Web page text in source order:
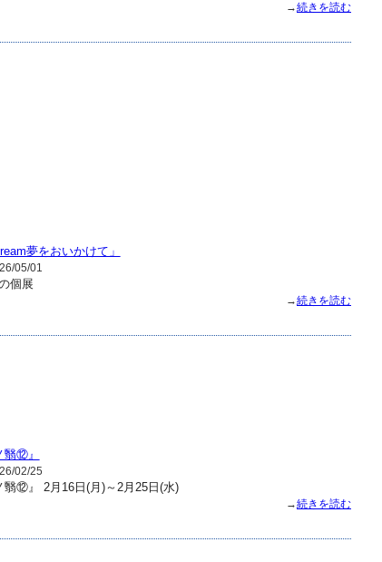
→続きを読む
夢をおいかけて」
05/01
個展
→続きを読む
⑫』
02/25
⑫』 2月16日(月)～2月25日(水)
→続きを読む